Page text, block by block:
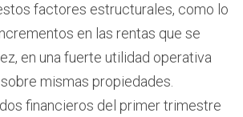
factores estructurales, como lo
en las rentas que se
en una fuerte utilidad operativa
mismas propiedades.
financieros del primer trimestre